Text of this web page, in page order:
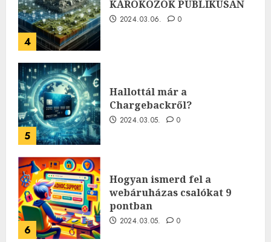
4
KÁROKOZÓK PUBLIKUSAN
2024.03.06. 0
5
Hallottál már a
Chargebackről?
2024.03.05. 0
6
Hogyan ismerd fel a
webáruházas csalókat 9
pontban
2024.03.05. 0